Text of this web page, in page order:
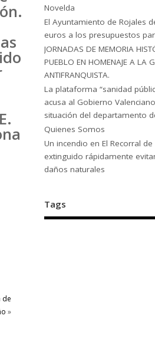
de
»
Novelda
El Ayuntamiento de Rojales
euros a los presupuestos
JORNADAS DE MEMORIA
PUEBLO EN HOMENAJE A LA
ANTIFRANQUISTA.
La plataforma “sanidad
acusa al Gobierno
situación del departamento
Quienes Somos
Un incendio en El Recorral
extinguido rápidamente
daños naturales
Tags